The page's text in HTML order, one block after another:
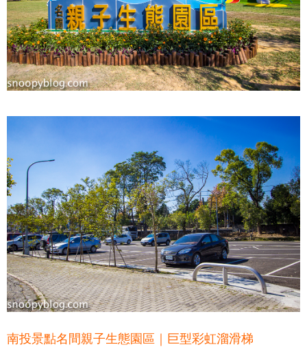
南投景點名間親子生態園區｜巨型彩虹溜滑梯